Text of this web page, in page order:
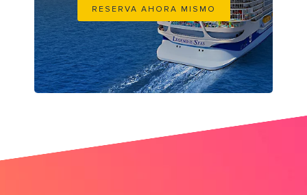
RESERVA AHORA MISMO
its big time gradient option b 4